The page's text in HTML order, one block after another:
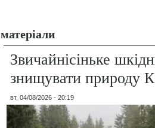
матеріали
Звичайнісіньке
знищувати природу
вт, 04/08/2026 - 20:19